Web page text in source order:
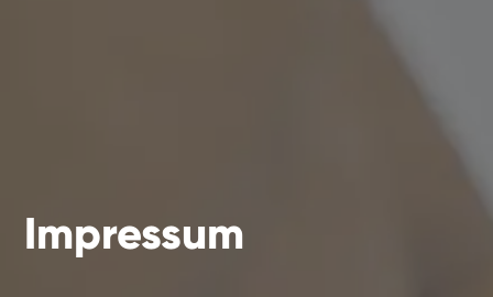
Impressum